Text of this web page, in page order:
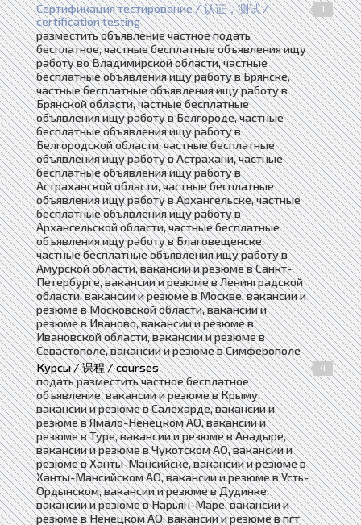
Сертификация тестирование / 认证，测试 /
certification testing
1
разместить объявление частное подать
бесплатное, частные бесплатные объявления ищу
работу во Владимирской области, частные
бесплатные объявления ищу работу в Брянске,
частные бесплатные объявления ищу работу в
Брянской области, частные бесплатные
объявления ищу работу в Белгороде, частные
бесплатные объявления ищу работу в
Белгородской области, частные бесплатные
объявления ищу работу в Астрахани, частные
бесплатные объявления ищу работу в
Астраханской области, частные бесплатные
объявления ищу работу в Архангельске, частные
бесплатные объявления ищу работу в
Архангельской области, частные бесплатные
объявления ищу работу в Благовещенске,
частные бесплатные объявления ищу работу в
Амурской области, вакансии и резюме в Санкт-
Петербурге, вакансии и резюме в Ленинградской
области, вакансии и резюме в Москве, вакансии и
резюме в Московской области, вакансии и
резюме в Иваново, вакансии и резюме в
Ивановской области, вакансии и резюме в
Севастополе, вакансии и резюме в Симферополе
Курсы / 课程 / courses
4
подать разместить частное бесплатное
объявление, вакансии и резюме в Крыму,
вакансии и резюме в Салехарде, вакансии и
резюме в Ямало-Ненецком АО, вакансии и
резюме в Туре, вакансии и резюме в Анадыре,
вакансии и резюме в Чукотском АО, вакансии и
резюме в Ханты-Мансийске, вакансии и резюме в
Ханты-Мансийском АО, вакансии и резюме в Усть-
Ордынском, вакансии и резюме в Дудинке,
вакансии и резюме в Нарьян-Маре, вакансии и
резюме в Ненецком АО, вакансии и резюме в пгт